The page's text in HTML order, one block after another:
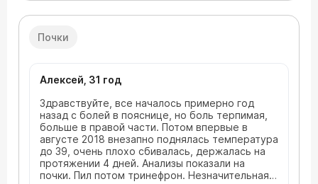
Почки
Алексей, 31 год
Здравствуйте, все началось примерно год
назад с болей в пояснице, но боль терпимая,
больше в правой части. Потом впервые в
августе 2018 внезапно поднялась температура
до 39, очень плохо сбивалась, держалась на
протяжении 4 дней. Анализы показали на
почки. Пил потом тринефрон. Незначительная